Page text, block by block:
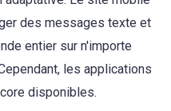
des messages texte et
entier sur n'importe
les applications
disponibles.